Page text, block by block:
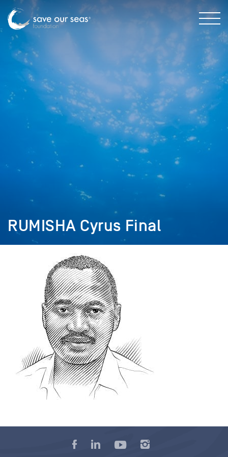
RUMISHA Cyrus Final